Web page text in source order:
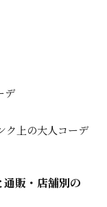
デ
ク上の大人コーデ
販・店舗別の